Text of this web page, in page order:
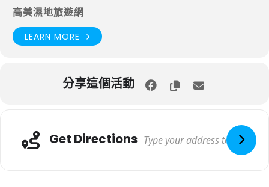
高美濕地旅遊網
LEARN MORE
分享這個活動
Get Directions